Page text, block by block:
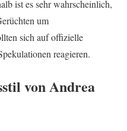
ist es sehr wahrscheinlich,
um
sich auf offizielle
reagieren.
von Andrea